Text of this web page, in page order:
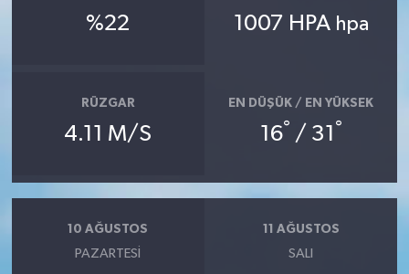
%22 1007 HPA hpa
RÜZGAR
4.11 M/S
EN DÜŞÜK / EN YÜKSEK
16° / 31 °
10 AĞUSTOS
PAZARTESI
11 AĞUSTOS
SALI